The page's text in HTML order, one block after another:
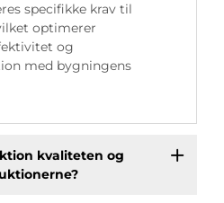
specifikke krav til
optimerer
og
med bygningens
kvaliteten og